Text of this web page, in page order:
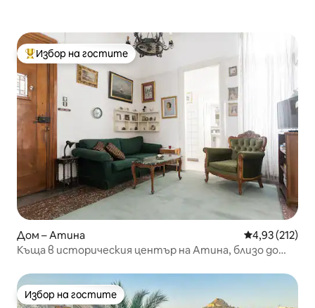
Най-популярен избор на гостите
Избор на гостите
Дом – Атина Средна
4,93 (212)
Къща в историческия център на Атина, близо до
Избор на гостите
Избор на гостите